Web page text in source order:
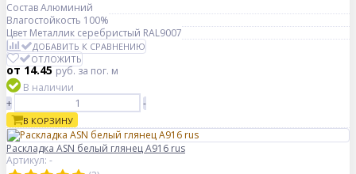
СоставАлюминий
Влагостойкость 100%
Цвет Металлик серебристый RAL9007
ДОБАВИТЬ К СРАВНЕНИЮ
ОТЛОЖИТЬ
от 14.45руб.за пог. м
В наличии
+
-
В КОРЗИНУ
Раскладка ASN белый глянец А916 rus
Артикул: -